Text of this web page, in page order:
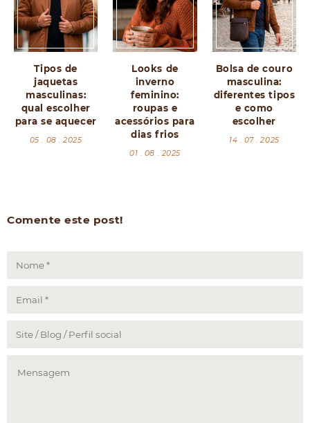
Tipos de
jaquetas
masculinas:
qual escolher
para se aquecer
05 . 08 . 2025
Looks de
inverno
feminino:
roupas e
acessórios para
dias frios
01 . 08 . 2025
Bolsa de couro
masculina:
diferentes tipos
e como
escolher
14 . 07 . 2025
Comente este post!